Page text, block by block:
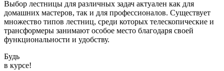
Выбор лестницы для различных задач актуален как для
домашних мастеров, так и для профессионалов. Существует
множество типов лестниц, среди которых телескопические и
трансформеры занимают особое место благодаря своей
функциональности и удобству.
Будь
в курсе!